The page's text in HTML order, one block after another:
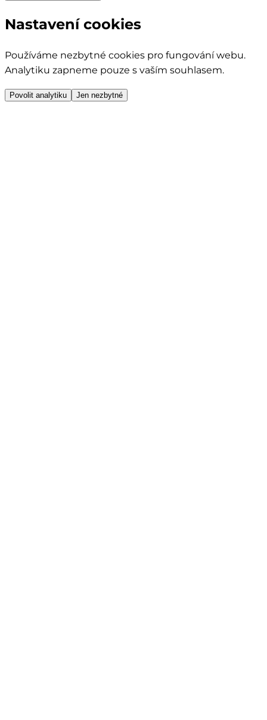
Nastavení cookies
Používáme nezbytné cookies pro fungování webu.
Analytiku zapneme pouze s vaším souhlasem.
Povolit analytiku Jen nezbytné